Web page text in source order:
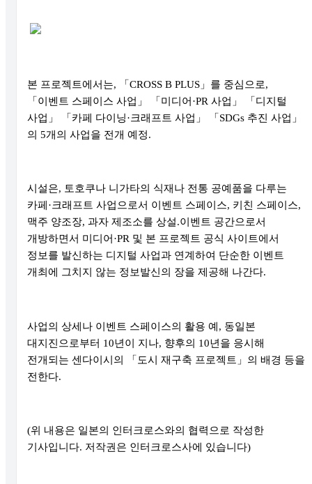
본 프로젝트에서는, 「 CROSS B PLUS 」 를 중심으로,
「 이벤트 스페이스 사업 」 「 미디어 ·PR 사업 」 「 디지털
사업 」 「 카페 다이닝·크래프트 사업 」 「 SDGs 추진 사업 」
의 5개의 사업을 전개 예정.
시설은, 토호쿠나 니가타의 식재나 전통 공예품을 다루는
카페 ·크래프트 사업으로서 이벤트 스페이스, 키친 스페이스,
맥주 양조장, 과자 제조소를 상설.이벤트 공간으로서
개방하면서 미디어 ·PR 및 본 프로젝트 공식 사이트에서
정보를 발신하는 디지털 사업과 연계하여 단순한 이벤트
개최에 그치지 않는 정보발신의 장을 제공해 나간다.
사업의 상세나 이벤트 스페이스의 활용 예 , 동일본
대지진으로부터 10년이 지나, 향후의 10년을 응시해
전개되는 센다이시의
「 도시 재구축 프로젝트 」 의 배경 등을
전한다.
(위 내용은 일본의 인터크로스와의 협력으로 작성한
기사입니다. 저작권은 인터크로스사에 있습니다)